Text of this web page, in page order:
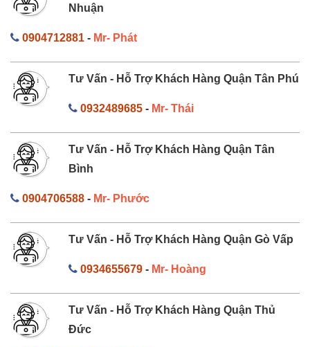
Nhuận
0904712881 - Mr- Phát
Tư Vấn - Hỗ Trợ Khách Hàng Quận Tân Phú
0932489685- Mr- Thái
Tư Vấn - Hỗ Trợ Khách Hàng Quận Tân
Bình
0904706588 - Mr- Phước
Tư Vấn - Hỗ Trợ Khách Hàng Quận Gò Vấp
0934655679- Mr- Hoàng
Tư Vấn - Hỗ Trợ Khách Hàng Quận Thủ
Đức